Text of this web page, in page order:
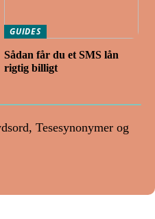
GUIDES
Sådan får du et SMS lån
rigtig billigt
Tesesynonymer og